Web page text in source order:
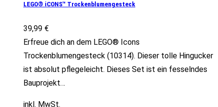
LEGO® iCONS™ Trockenblumengesteck
39,99 €
Erfreue dich an dem LEGO® Icons
Trockenblumengesteck (10314). Dieser tolle Hingucker
ist absolut pflegeleicht. Dieses Set ist ein fesselndes
Bauprojekt…
inkl. MwSt.